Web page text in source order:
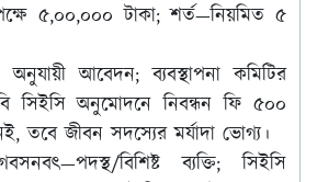
৫,০০,০০০ টাকা; শর্ত—নিয়মিত ৫
আবেদন; ব্যবস্থাপনা কমিটির
সিইসি অনুমোদনে নিবন্ধন ফি ৫০০
তবে জীবন সদস্যের মর্যাদা ভোগ্য।
বিশিষ্ট ব্যক্তি; সিইসি